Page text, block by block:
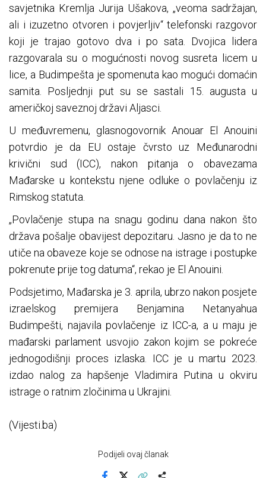
savjetnika Kremlja Jurija Ušakova, „veoma sadržajan,
ali i izuzetno otvoren i povjerljiv“ telefonski razgovor
koji je trajao gotovo dva i po sata. Dvojica lidera
razgovarala su o mogućnosti novog susreta licem u
lice, a Budimpešta je spomenuta kao mogući domaćin
samita. Posljednji put su se sastali 15. augusta u
američkoj saveznoj državi Aljasci.
U međuvremenu, glasnogovornik Anouar El Anouini
potvrdio je da EU ostaje čvrsto uz Međunarodni
krivični sud (ICC), nakon pitanja o obavezama
Mađarske u kontekstu njene odluke o povlačenju iz
Rimskog statuta.
„Povlačenje stupa na snagu godinu dana nakon što
država pošalje obavijest depozitaru. Jasno je da to ne
utiče na obaveze koje se odnose na istrage i postupke
pokrenute prije tog datuma“, rekao je El Anouini.
Podsjetimo, Mađarska je 3. aprila, ubrzo nakon posjete
izraelskog premijera Benjamina Netanyahua
Budimpešti, najavila povlačenje iz ICC-a, a u maju je
mađarski parlament usvojio zakon kojim se pokreće
jednogodišnji proces izlaska. ICC je u martu 2023.
izdao nalog za hapšenje Vladimira Putina u okviru
istrage o ratnim zločinima u Ukrajini.
(Vijesti.ba)
Podijeli ovaj članak